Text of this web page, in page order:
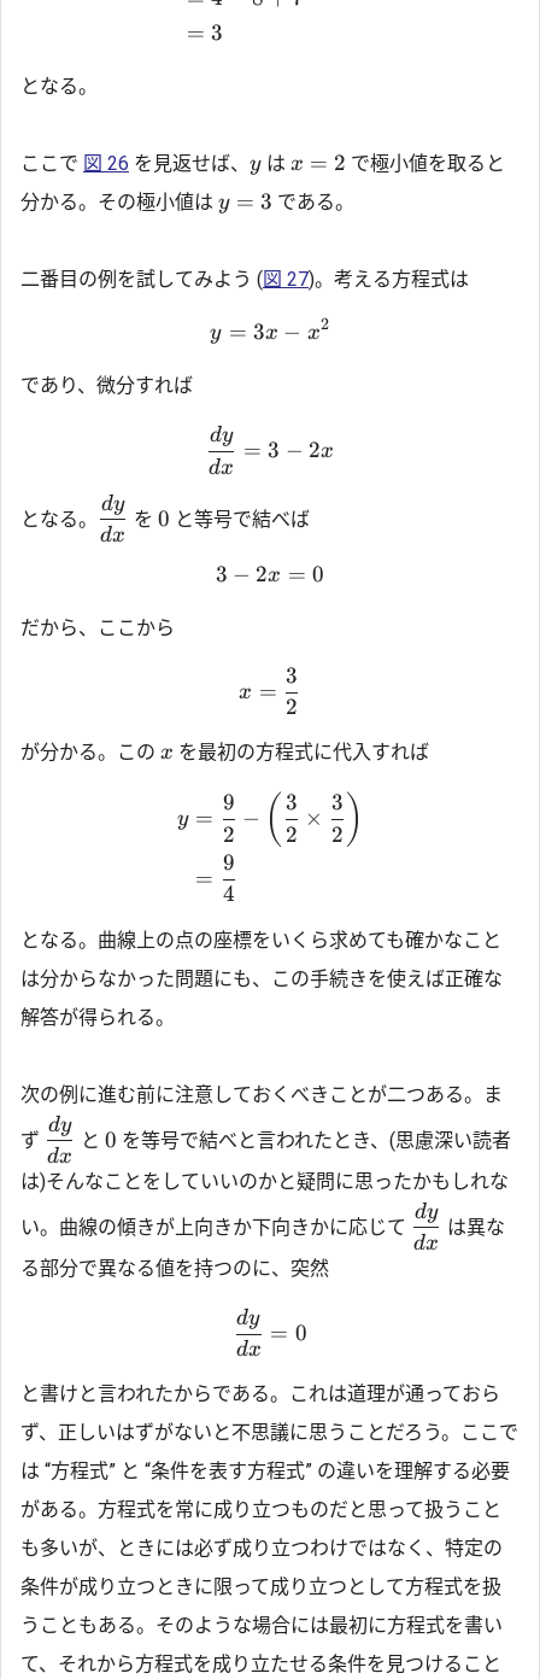
= 3
となる。
ここで 図 26 を見返せば、 yは x = 2 で極小値を取ると
分かる。その極小値は y = 3 である。
二番目の例を試してみよう ( 図 27)。考える方程式は
y = 3x − x2
であり、微分すれば
dx
dy
= 3 − 2x
となる。
dx
dy
を 0 と等号で結べば
3 − 2x = 0
だから、ここから
x =
2
3
が分かる。この x を最初の方程式に代入すれば
y =
2
9
− ( 2
3
×
2
3 )
=
4
9
となる。曲線上の点の座標をいくら求めても確かなこと
は分からなかった問題にも、この手続きを使えば正確な
解答が得られる。
次の例に進む前に注意しておくべきことが二つある。ま
ず
dx
dy
と 0 を等号で結べと言われたとき、(思慮深い読者
は)そんなことをしていいのかと疑問に思ったかもしれな
い。曲線の傾きが上向きか下向きかに応じて
dx
dy
は異な
る部分で異なる値を持つのに、突然
dx
dy
= 0
と書けと言われたからである。これは道理が通っておら
ず、正しいはずがないと不思議に思うことだろう。ここで
は “方程式” と “条件を表す方程式” の違いを理解する必要
がある。方程式を常に成り立つものだと思って扱うこと
も多いが、ときには必ず成り立つわけではなく、特定の
条件が成り立つときに限って成り立つとして方程式を扱
うこともある。そのような場合には最初に方程式を書い
て、それから方程式を成り立たせる条件を見つけること